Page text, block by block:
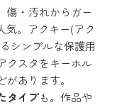
傷・汚れからガー
気。アクキー(アク
シンプルな保護用
クスタをキーホル
あります。
タイプも。作品や